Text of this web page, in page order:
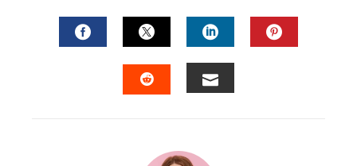
FACEBOOKTWITTERLINKEDIN